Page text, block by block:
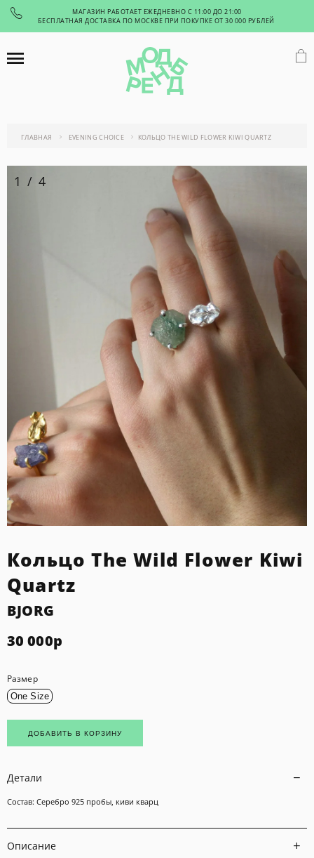
МАГАЗИН РАБОТАЕТ ЕЖЕДНЕВНО С 11:00 ДО 21:00
БЕСПЛАТНАЯ ДОСТАВКА ПО МОСКВЕ ПРИ ПОКУПКЕ ОТ 30 000 РУБЛЕЙ
ГЛАВНАЯ EVENING CHOICE КОЛЬЦО THE WILD FLOWER KIWI QUARTZ
1 / 4
Кольцо The Wild Flower Kiwi
Quartz
BJORG
30 000р
Размер
One Size
ДОБАВИТЬ В КОРЗИНУ
Детали
Состав: Серебро 925 пробы, киви кварц
Описание